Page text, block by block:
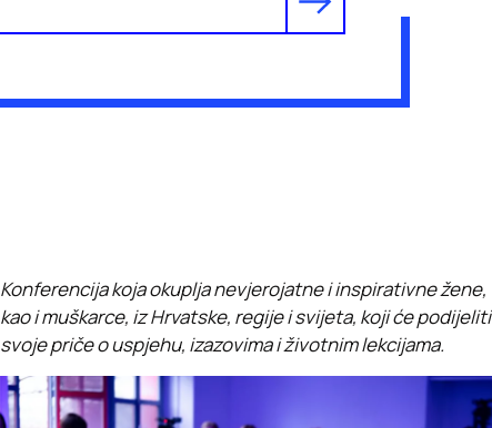
Konferencija koja okuplja nevjerojatne i inspirativne žene,
kao i muškarce, iz Hrvatske, regije i svijeta, koji će podijeliti
svoje priče o uspjehu, izazovima i životnim lekcijama.